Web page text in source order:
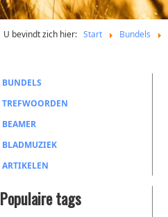
U bevindt zich hier: Start Bundels
BUNDELS
TREFWOORDEN
BEAMER
BLADMUZIEK
ARTIKELEN
Populaire tags